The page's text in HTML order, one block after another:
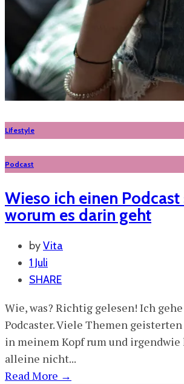
Lifestyle
Podcast
Wieso ich einen
worum es darin geht
byVita
1 Juli
SHARE
Wie, was? Richtig gelesen! Ich
Podcaster. Viele Themen
in meinem Kopf rum und irgendwie
alleine nicht...
Read More →